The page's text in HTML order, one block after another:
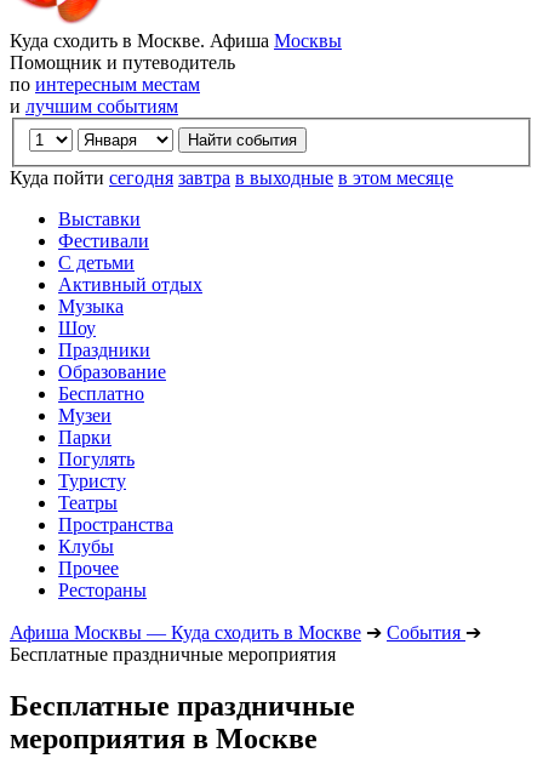
Куда сходить в Москве. Афиша Москвы
Помощник и путеводитель
по интересным местам
и лучшим событиям
Куда пойти сегодня завтра в выходные в этом месяце
Выставки
Фестивали
С детьми
Активный отдых
Музыка
Шоу
Праздники
Образование
Бесплатно
Музеи
Парки
Погулять
Туристу
Театры
Пространства
Клубы
Прочее
Рестораны
Афиша Москвы — Куда сходить в Москве ➔ События ➔
Бесплатные праздничные мероприятия
Бесплатные праздничные
мероприятия в Москве